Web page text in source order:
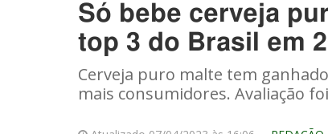
Só bebe cerveja
top 3 do Brasil em
Cerveja puro malte tem
mais consumidores. Avaliação